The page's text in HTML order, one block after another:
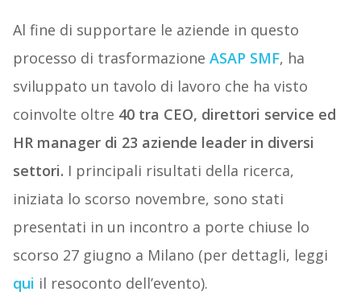
Al fine di supportare le aziende in questo
processo di trasformazione ASAP SMF, ha
sviluppato un tavolo di lavoro che ha visto
coinvolte oltre 40 tra CEO, direttori service ed
HR manager di 23 aziende leader in diversi
settori. I principali risultati della ricerca,
iniziata lo scorso novembre, sono stati
presentati in un incontro a porte chiuse lo
scorso 27 giugno a Milano (per dettagli, leggi
qui il resoconto dell’evento).